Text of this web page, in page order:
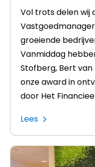
Vol trots delen wij
groeiende
Vanmiddag
Stofberg, Bert van
onze award in
door Het
Lees